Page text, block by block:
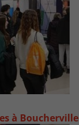
à Boucherville